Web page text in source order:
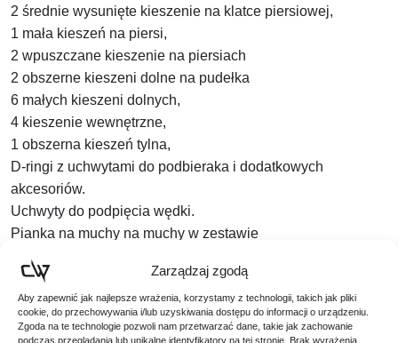
Zarządzaj zgodą
Aby zapewnić jak najlepsze wrażenia, korzystamy z technologii, takich jak pliki
cookie, do przechowywania i/lub uzyskiwania dostępu do informacji o urządzeniu.
Zgoda na te technologie pozwoli nam przetwarzać dane, takie jak zachowanie
podczas przeglądania lub unikalne identyfikatory na tej stronie. Brak wyrażenia
2 średnie wysunięte kieszenie na klatce piersiowej,
1 mała kieszeń na piersi,
2 wpuszczane kieszenie na piersiach
2 obszerne kieszeni dolne na pudełka
6 małych kieszeni dolnych,
4 kieszenie wewnętrzne,
1 obszerna kieszeń tylna,
D-ringi z uchwytami do podbieraka i dodatkowych
akcesoriów.
Uchwyty do podpięcia wędki.
Pianka na muchy na muchy w zestawie
akcesoria
Zapięcie na zamek
Skład materiałowy: